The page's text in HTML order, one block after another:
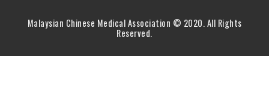
Malaysian Chinese Medical Association © 2020. All Rights
Reserved.